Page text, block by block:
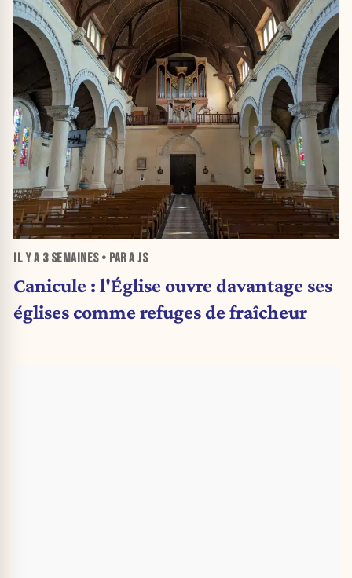
IL Y A 3 SEMAINES• PAR A JS
Canicule : l'Église ouvre davantage ses
églises comme refuges de fraîcheur